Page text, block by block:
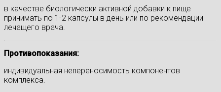
в качестве биологически активной добавки к пище
принимать по 1-2 капсулы в день или по рекомендации
лечащего врача.
Противопоказания:
индивидуальная непереносимость компонентов
комплекса.